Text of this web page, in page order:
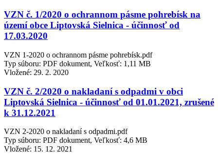
VZN č. 1/2020 o ochrannom pásme pohrebísk na
území obce Liptovská Sielnica - účinnosť od
17.03.2020
VZN 1-2020 o ochrannom pásme pohrebísk.pdf
Typ súboru: PDF dokument, Veľkosť: 1,11 MB
Vložené: 29. 2. 2020
VZN č. 2/2020 o nakladaní s odpadmi v obci
Liptovská Sielnica - účinnosť od 01.01.2021, zrušené
k 31.12.2021
VZN 2-2020 o nakladaní s odpadmi.pdf
Typ súboru: PDF dokument, Veľkosť: 4,6 MB
Vložené: 15. 12. 2021